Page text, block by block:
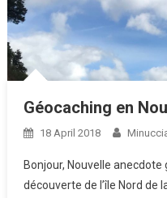
Géocaching en
18 April 2018
Bonjour, Nouvelle
découverte de l’île Nord de